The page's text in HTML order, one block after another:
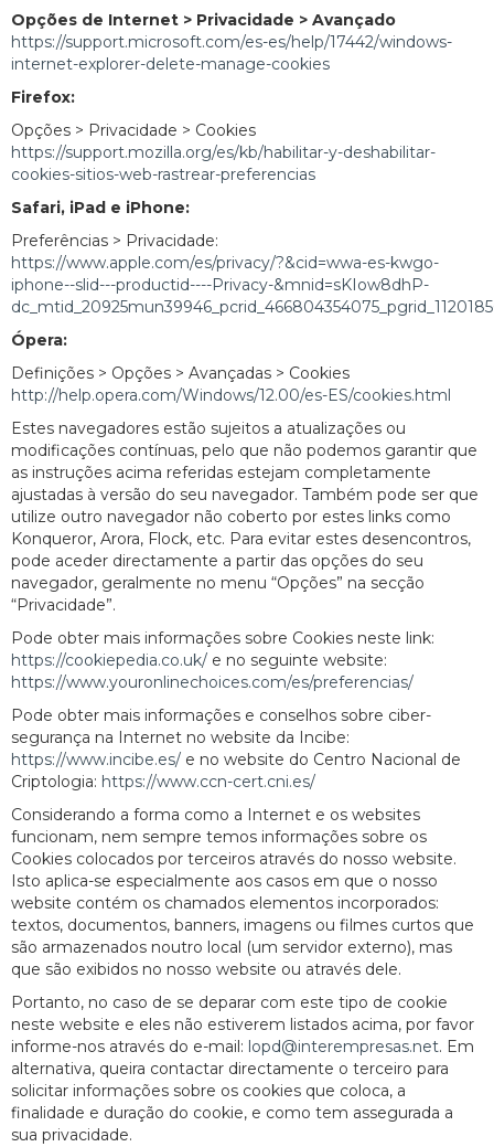
Opções de Internet > Privacidade > Avançado
https://support.microsoft.com/es-es/help/17442/windows-
internet-explorer-delete-manage-cookies
Firefox:
Opções > Privacidade > Cookies
https://support.mozilla.org/es/kb/habilitar-y-deshabilitar-
cookies-sitios-web-rastrear-preferencias
Safari, iPad e iPhone:
Preferências > Privacidade:
https://www.apple.com/es/privacy/?&cid=wwa-es-kwgo-
iphone--slid---productid----Privacy-&mnid=sKIow8dhP-
Ópera:
Definições > Opções > Avançadas > Cookies
http://help.opera.com/Windows/12.00/es-ES/cookies.html
Estes navegadores estão sujeitos a atualizações ou
modificações contínuas, pelo que não podemos garantir que
as instruções acima referidas estejam completamente
ajustadas à versão do seu navegador. Também pode ser que
utilize outro navegador não coberto por estes links como
Konqueror, Arora, Flock, etc. Para evitar estes desencontros,
pode aceder directamente a partir das opções do seu
navegador, geralmente no menu “Opções” na secção
“Privacidade”.
Pode obter mais informações sobre Cookies neste link:
https://cookiepedia.co.uk/ e no seguinte website:
https://www.youronlinechoices.com/es/preferencias/
Pode obter mais informações e conselhos sobre ciber-
segurança na Internet no website da Incibe:
https://www.incibe.es/ e no website do Centro Nacional de
Criptologia: https://www.ccn-cert.cni.es/
Considerando a forma como a Internet e os websites
funcionam, nem sempre temos informações sobre os
Cookies colocados por terceiros através do nosso website.
Isto aplica-se especialmente aos casos em que o nosso
website contém os chamados elementos incorporados:
textos, documentos, banners, imagens ou filmes curtos que
são armazenados noutro local (um servidor externo), mas
que são exibidos no nosso website ou através dele.
Portanto, no caso de se deparar com este tipo de cookie
neste website e eles não estiverem listados acima, por favor
informe-nos através do e-mail: lopd@interempresas.net. Em
alternativa, queira contactar directamente o terceiro para
solicitar informações sobre os cookies que coloca, a
finalidade e duração do cookie, e como tem assegurada a
sua privacidade.